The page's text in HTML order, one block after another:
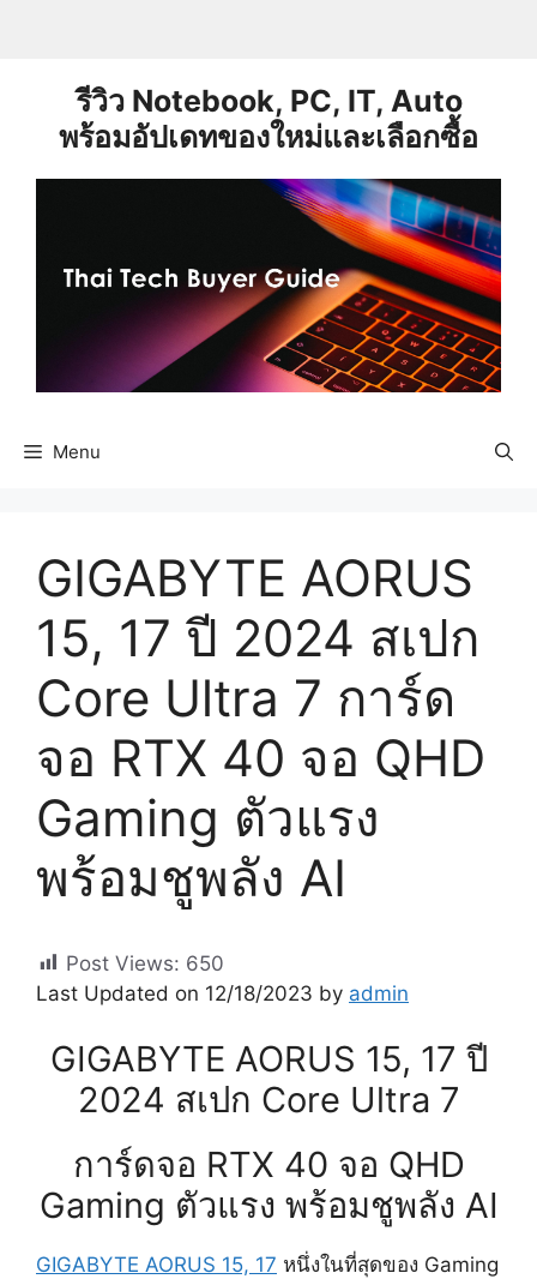
รีวิว Notebook, PC, IT, Auto
พร้อมอัปเดทของใหม่และเลือกซื้อ
Menu
GIGABYTE AORUS
15, 17 ปี 2024 สเปก
Core Ultra 7 การ์ด
จอ RTX 40 จอ QHD
Gaming ตัวแรง
พร้อมชูพลัง AI
Post Views: 650
Last Updated on 12/18/2023 by admin
GIGABYTE AORUS 15, 17 ปี
2024 สเปก Core Ultra 7
การ์ดจอ RTX 40 จอ QHD
Gaming ตัวแรง พร้อมชูพลัง AI
GIGABYTE AORUS 15, 17 หนึ่งในที่สุดของ Gaming